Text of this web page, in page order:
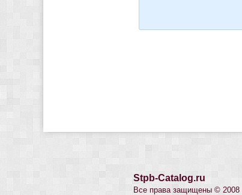
Stpb-Catalog.ru
Все права защищены © 2008